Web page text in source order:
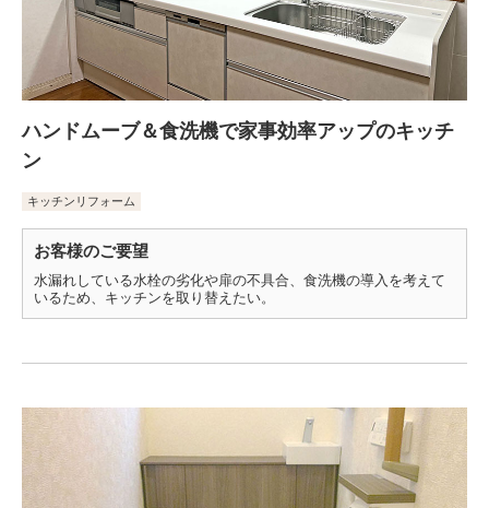
ハンドムーブ＆食洗機で家事効率アップのキッチ
ン
キッチンリフォーム
お客様のご要望
水漏れしている水栓の劣化や扉の不具合、食洗機の導入を考えて
いるため、キッチンを取り替えたい。